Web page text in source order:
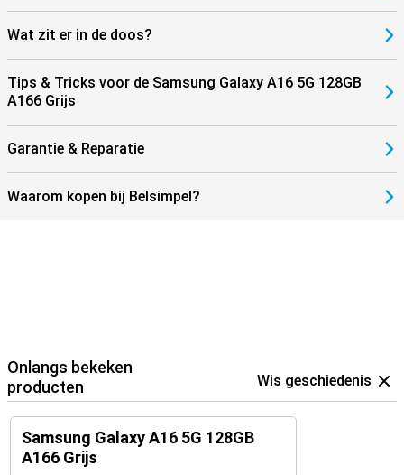
Wat zit er in de doos?
Tips & Tricks voor de Samsung Galaxy A16 5G 128GB
A166 Grijs
Garantie & Reparatie
Waarom kopen bij Belsimpel?
Onlangs bekeken
producten
Wis geschiedenis
Samsung Galaxy A16 5G 128GB
A166 Grijs